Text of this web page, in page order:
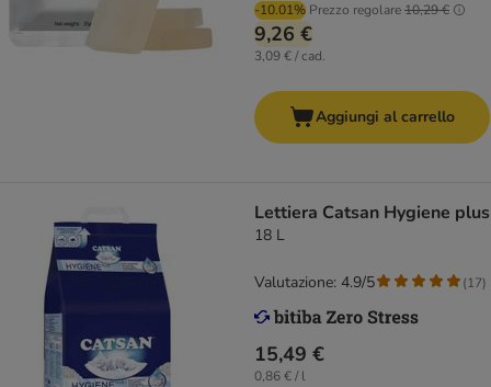
-10.01% Prezzo regolare10,29 €
9,26 €
3,09 € / cad.
Aggiungi al carrello
Lettiera Catsan Hygiene plus
18 L
15,49 €
0,86 € / l
Valutazione: 4.9/5 (17)